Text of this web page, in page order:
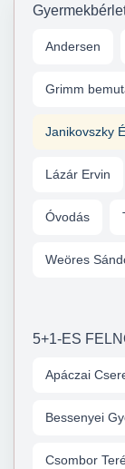
Andersen
Grimm
Janikovszky
Lázár Ervin
Óvodás
Weöres
5+1-ES
Apáczai
Bessenyei
Csombor